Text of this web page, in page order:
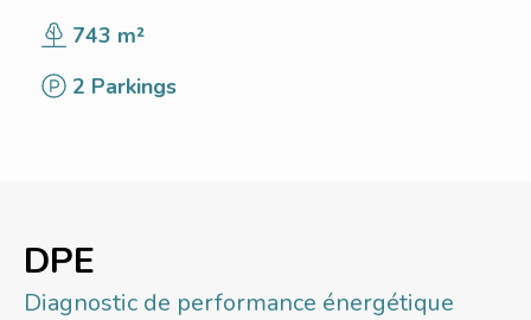
743 m²
2 Parkings
DPE
Diagnostic de performance énergétique